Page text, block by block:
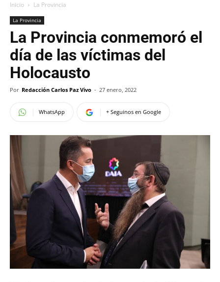
Inicio La Provincia
La Provincia
La Provincia conmemoró el
día de las víctimas del
Holocausto
Por Redacción Carlos Paz Vivo - 27 enero, 2022
WhatsApp + Seguinos en Google